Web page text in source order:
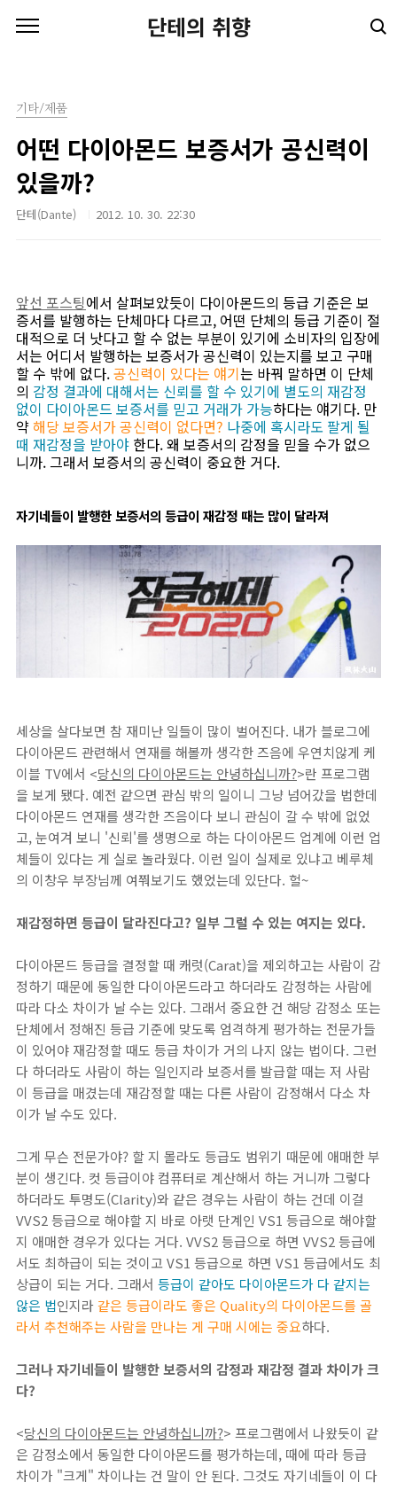
단테의 취향
기타/제품
어떤 다이아몬드 보증서가 공신력이
있을까?
단테(Dante) 2012. 10. 30. 22:30
앞선 포스팅에서 살펴보았듯이 다이아몬드의 등급 기준은 보
증서를 발행하는 단체마다 다르고, 어떤 단체의 등급 기준이 절
대적으로 더 낫다고 할 수 없는 부분이 있기에 소비자의 입장에
서는 어디서 발행하는 보증서가 공신력이 있는지를 보고 구매
할 수 밖에 없다.공신력이 있다는 얘기는 바꿔 말하면 이 단체
의 감정 결과에 대해서는 신뢰를 할 수 있기에 별도의 재감정
없이 다이아몬드 보증서를 믿고 거래가 가능하다는 얘기다. 만
약 해당 보증서가 공신력이 없다면? 나중에 혹시라도 팔게 될
때 재감정을 받아야 한다. 왜 보증서의 감정을 믿을 수가 없으
니까. 그래서 보증서의 공신력이 중요한 거다.
자기네들이 발행한 보증서의 등급이 재감정 때는 많이 달라져
세상을 살다보면 참 재미난 일들이 많이 벌어진다. 내가 블로그에
다이아몬드 관련해서 연재를 해볼까 생각한 즈음에 우연치않게 케
이블 TV에서 <당신의 다이아몬드는 안녕하십니까?>란 프로그램
을 보게 됐다. 예전 같으면 관심 밖의 일이니 그냥 넘어갔을 법한데
다이아몬드 연재를 생각한 즈음이다 보니 관심이 갈 수 밖에 없었
고, 눈여겨 보니 '신뢰'를 생명으로 하는 다이아몬드 업계에 이런 업
체들이 있다는 게 실로 놀라웠다. 이런 일이 실제로 있냐고 베루체
의 이창우 부장님께 여쭤보기도 했었는데 있단다. 헐~
재감정하면 등급이 달라진다고? 일부 그럴 수 있는 여지는 있다.
다이아몬드 등급을 결정할 때 캐럿(Carat)을 제외하고는 사람이 감
정하기 때문에 동일한 다이아몬드라고 하더라도 감정하는 사람에
따라 다소 차이가 날 수는 있다. 그래서 중요한 건 해당 감정소 또는
단체에서 정해진 등급 기준에 맞도록 엄격하게 평가하는 전문가들
이 있어야 재감정할 때도 등급 차이가 거의 나지 않는 법이다. 그런
다 하더라도 사람이 하는 일인지라 보증서를 발급할 때는 저 사람
이 등급을 매겼는데 재감정할 때는 다른 사람이 감정해서 다소 차
이가 날 수도 있다.
그게 무슨 전문가야? 할 지 몰라도 등급도 범위기 때문에 애매한 부
분이 생긴다. 컷 등급이야 컴퓨터로 계산해서 하는 거니까 그렇다
하더라도 투명도(Clarity)와 같은 경우는 사람이 하는 건데 이걸
VVS2 등급으로 해야할 지 바로 아랫 단계인 VS1 등급으로 해야할
지 애매한 경우가 있다는 거다. VVS2 등급으로 하면 VVS2 등급에
서도 최하급이 되는 것이고 VS1 등급으로 하면 VS1 등급에서도 최
상급이 되는 거다. 그래서 등급이 같아도 다이아몬드가 다 같지는
않은 법인지라같은 등급이라도 좋은 Quality의 다이아몬드를 골
라서 추천해주는 사람을 만나는 게 구매 시에는 중요하다.
그러나 자기네들이 발행한 보증서의 감정과 재감정 결과 차이가 크
다?
<당신의 다이아몬드는 안녕하십니까?> 프로그램에서 나왔듯이 같
은 감정소에서 동일한 다이아몬드를 평가하는데, 때에 따라 등급
차이가 "크게" 차이나는 건 말이 안 된다. 그것도 자기네들이 이 다